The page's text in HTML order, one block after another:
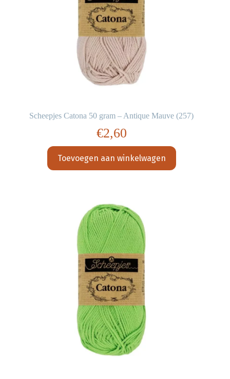
Scheepjes Catona 50 gram – Antique Mauve (257)
€2,60
Toevoegen aan winkelwagen